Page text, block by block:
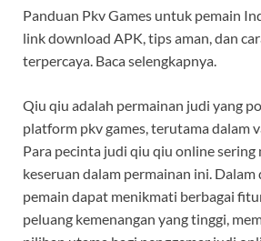
Panduan Pkv Games untuk pemain
link download APK, tips aman, dan
terpercaya. Baca selengkapnya.
Qiu qiu adalah permainan judi yang
platform pkv games, terutama dalam
Para pecinta judi qiu qiu online sering
keseruan dalam permainan ini.
pemain dapat menikmati berbagai
peluang kemenangan yang tinggi,